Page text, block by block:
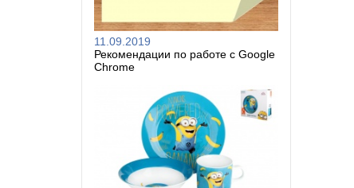
11.09.2019
Рекомендации по работе с Google
Chrome